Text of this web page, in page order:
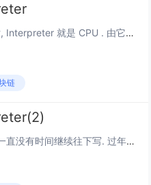
Interpreter REVM 是台计算机的话, Interpreter 就是 CPU . 由它来负责对字节码进行解释执行,完成本次交易想要实现的目的. 前面的内容最多算准备工作,提供 Interpreter 执行所需要的内容. 理解了...
链
前言 年前又爆仓,加上过年事情多.一直没有时间继续往下写. 过年回来调整了下状态,也为了爆仓后重新找份工作,接着写完这篇. 上一篇介绍了 Interpreter 的成员属性.这一篇写执行流程和Opcode. 为了配合这篇文章,写了个简单...